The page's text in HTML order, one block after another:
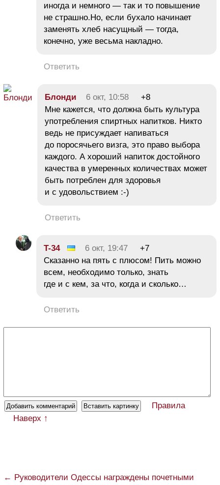
иногда и немного — так и то повышение
не страшно.Но, если бухало начинает
заменять хлеб насущный — тогда,
конечно, уже весьма накладно.
Ответить
Блонди 6 окт, 10:58
+8
Мне кажется, что должна быть культура
употребления спиртных напитков. Никто
ведь не присуждает напиваться
до поросячьего визга, это право выбора
каждого. А хороший напиток достойного
качества в умеренных количествах может
быть потреблен для здоровья
и с удовольствием :-)
Ответить
T-34 6 окт, 19:47
+7
Сказанно на пять с плюсом! Пить можно
всем, необходимо только, знать
где и с кем, за что, когда и сколько…
Ответить
Правила
Наверх ↑
← Руководители Одессы награждены почетными